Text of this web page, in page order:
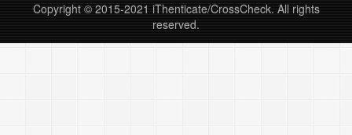
索文献的常用方法。今天小编带大家认识几个检索
图片的网……继续阅读 »
Copyright © 2015-2021 iThenticate/CrossCheck. All rights
reserved.